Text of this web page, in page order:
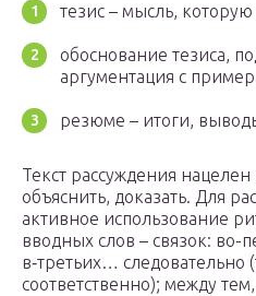
тезис – мысль,
обоснование тезиса,
аргументация с
резюме – итоги,
Текст рассуждения нацелен
объяснить, доказать. Для
активное использование
вводных слов – связок:
в‑третьих… следовательно
соответственно); между